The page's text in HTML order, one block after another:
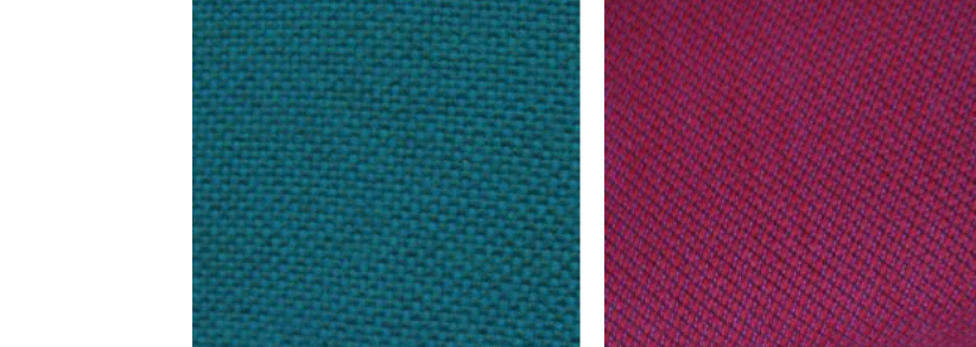
Toevoegen
aan
verlanglijst
Toevoegen
aan
verlanglijst